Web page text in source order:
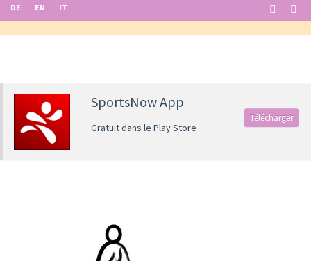
DE EN IT
SportsNow App
Gratuit dans le Play Store
Télécharger